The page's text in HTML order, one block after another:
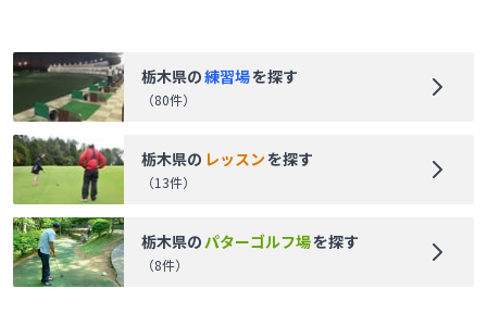
栃木県の練習場を探す
（80件）
栃木県の レッスンを探す
（13件）
栃木県の パターゴルフ場を探す
（8件）